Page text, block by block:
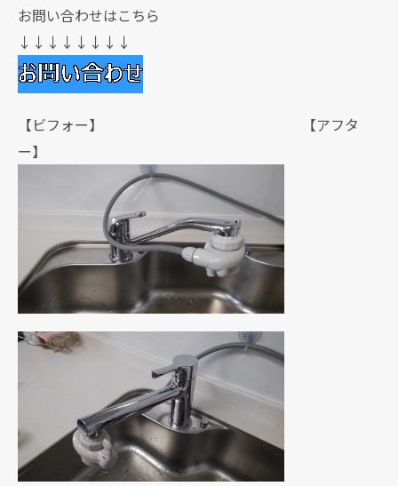
お問い合わせはこちら
↓↓↓↓↓↓↓↓
【ビフォー】 【アフタ
ー】